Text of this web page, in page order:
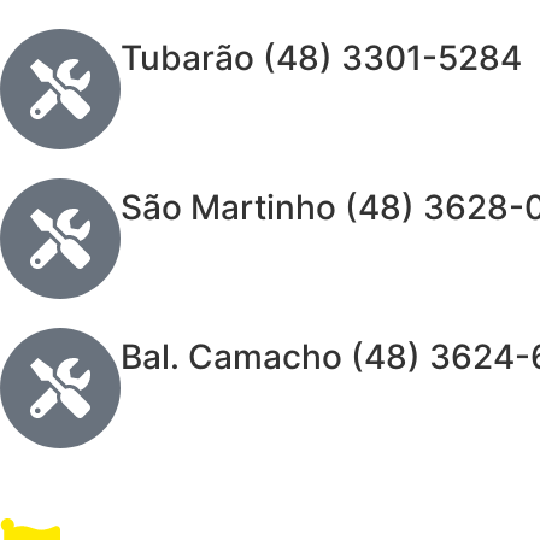
Tubarão (48) 3301-5284
São Martinho (48) 3628-
Bal. Camacho (48) 3624-